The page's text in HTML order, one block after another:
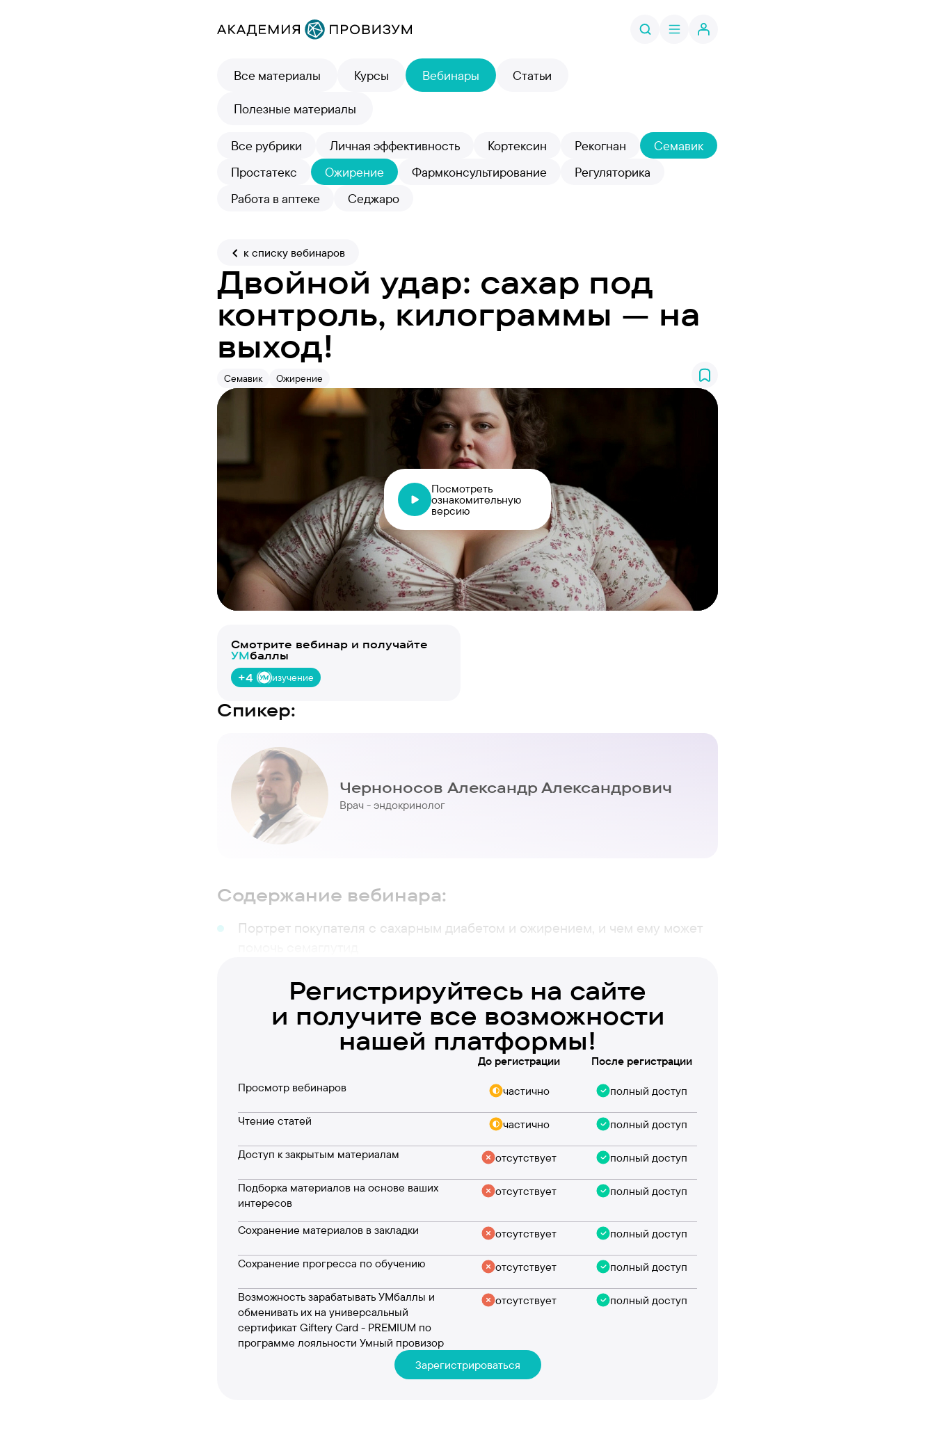
Все материалы Курсы Вебинары Статьи
Полезные материалы
Все рубрики Личная эффективность Кортексин Рекогнан
Семавик
Простатекс
Ожирение Фармконсультирование
Регуляторика
Работа в аптеке
Седжаро
к списку вебинаров
Двойной удар: сахар под
контроль, килограммы — на
выход!
Семавик Ожирение
Посмотреть
ознакомительную
версию
Авторизуйтесь, чтобы получить полный доступ к записи
вебинара и заработать УМбаллы
Вход или регистрация
Смотрите вебинар и получайте
УМбаллы
+4
изучение
Спикер:
Черноносов Александр Александрович
Врач - эндокринолог
Содержание вебинара:
Портрет покупателя с сахарным диабетом и ожирением, и чем ему может
Регистрируйтесь на сайте
и получите все возможности
нашей платформы!
До регистрации
После регистрации
Просмотр вебинаров
частично полный доступ
Чтение статей частично полный доступ
Доступ к закрытым материалам отсутствует полный доступ
Подборка материалов на основе ваших
интересов
отсутствует полный доступ
Сохранение материалов в закладки отсутствует полный доступ
Сохранение прогресса по обучению отсутствует полный доступ
Возможность зарабатывать УМбаллы и
обменивать их на универсальный
сертификат Giftery Card - PREMIUM по
программе лояльности Умный провизор
отсутствует полный доступ
Зарегистрироваться